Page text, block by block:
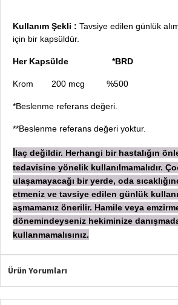
Kullanım Şekli : Tavsiye edilen günlük
için bir kapsüldür.
Her Kapsülde *BRD
Krom 200 mcg %500
*Beslenme referans değeri.
**Beslenme referans değeri yoktur.
laç değildir. Herhangi bir hastalığın
tedavisine yönelik kullanılmamalıdır.
ulaşamayacağı bir yerde, oda
etmeniz ve tavsiye edilen günlük
aşmamanız önerilir. Hamile veya
dönemindeyseniz hekiminize
kullanmamalısınız.
Ürün Yorumları